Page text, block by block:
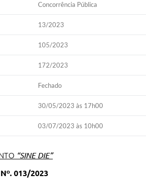
Concorrência Pública
13/2023
105/2023
172/2023
Fechado
30/05/2023 às 17h00
03/07/2023 às 10h00
“SINE DIE”
013/2023